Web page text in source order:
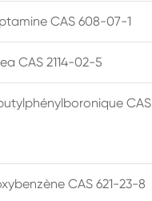
CAS 608-07-1
CAS 2114-02-5
CAS
CAS 621-23-8